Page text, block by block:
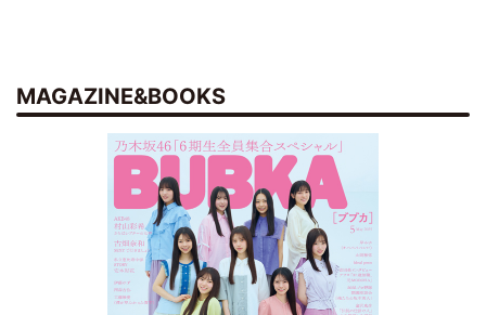
MAGAZINE&BOOKS